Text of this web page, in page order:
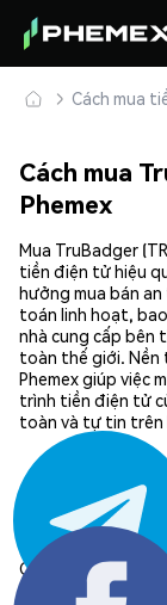
Cách mua
Cách mua
Phemex
Mua TruBadger
tiền điện tử hiệu
hưởng mua bán
toán linh hoạt,
nhà cung cấp bên
toàn thế giới. Nền
Phemex giúp việc
trình tiền điện tử
toàn và tự tin trên
Chia sẻ: